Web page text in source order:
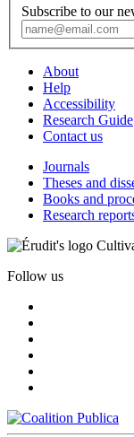
Subscribe to our
About
Help
Accessibility
Research Guide
Contact us
Journals
Theses and
Books and
Research
Follow us